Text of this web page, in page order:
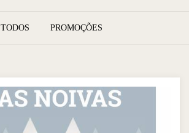
TODOS PROMOÇÕES